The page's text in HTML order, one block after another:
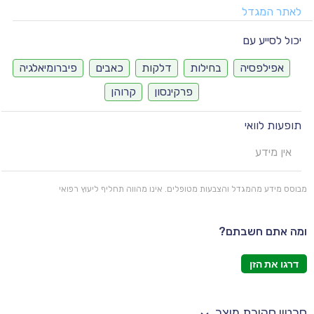
לאתר המגדל
יכול לסייע עם
אפילפסיה בחילות דלקות כאבים
פיברומיאלגיה
פרקינסון
קרוהן
תופעות לוואי
אין מידע
מבוסס מידע מהמגדל והצבעות מטופלים. אינו מהווה תחליף ליעוץ רפואי
ומה אתם חשבתם?
דרגו את הזן